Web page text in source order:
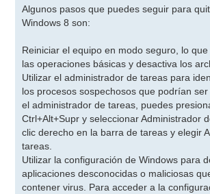
Algunos pasos que puedes seguir para
Windows 8 son:
Reiniciar el equipo en modo seguro, lo
las operaciones básicas y desactiva los
Utilizar el administrador de tareas para
los procesos sospechosos que podrían
el administrador de tareas, puedes
Ctrl+Alt+Supr y seleccionar Administrador
clic derecho en la barra de tareas y elegir
tareas.
Utilizar la configuración de Windows para
aplicaciones desconocidas o maliciosas
contener virus. Para acceder a la